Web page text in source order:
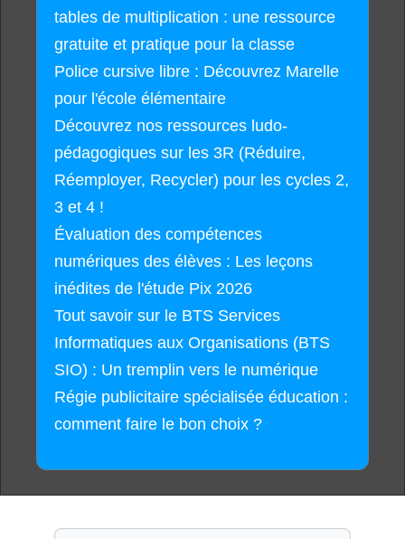
tables de multiplication : une ressource
gratuite et pratique pour la classe
Police cursive libre : Découvrez Marelle
pour l'école élémentaire
Découvrez nos ressources ludo-
pédagogiques sur les 3R (Réduire,
Réemployer, Recycler) pour les cycles 2,
3 et 4 !
Évaluation des compétences
numériques des élèves : Les leçons
inédites de l'étude Pix 2026
Tout savoir sur le BTS Services
Informatiques aux Organisations (BTS
SIO) : Un tremplin vers le numérique
Régie publicitaire spécialisée éducation :
comment faire le bon choix ?